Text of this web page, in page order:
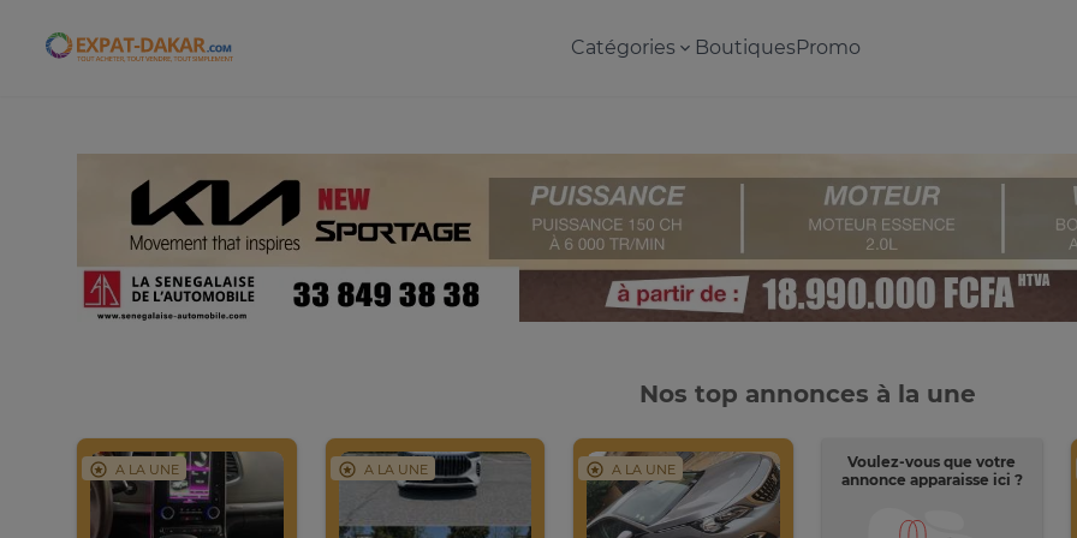
Expat-Dakar Catégories BoutiquesPromo
Nos top annonces à la une
A LA UNE A LA UNE A LA UNE
Voulez-vous que votre
annonce apparaisse ici ?